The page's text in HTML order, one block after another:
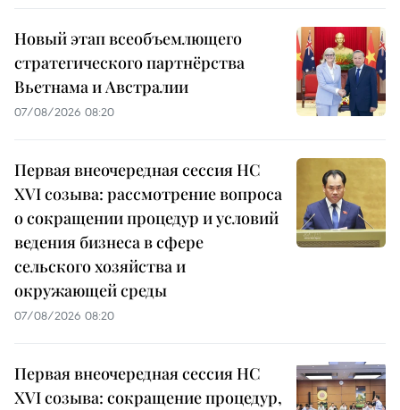
Новый этап всеобъемлющего
стратегического партнёрства
Вьетнама и Австралии
07/08/2026 08:20
Первая внеочередная сессия НС
XVI созыва: рассмотрение вопроса
о сокращении процедур и условий
ведения бизнеса в сфере
сельского хозяйства и
окружающей среды
07/08/2026 08:20
Первая внеочередная сессия НС
XVI созыва: сокращение процедур,